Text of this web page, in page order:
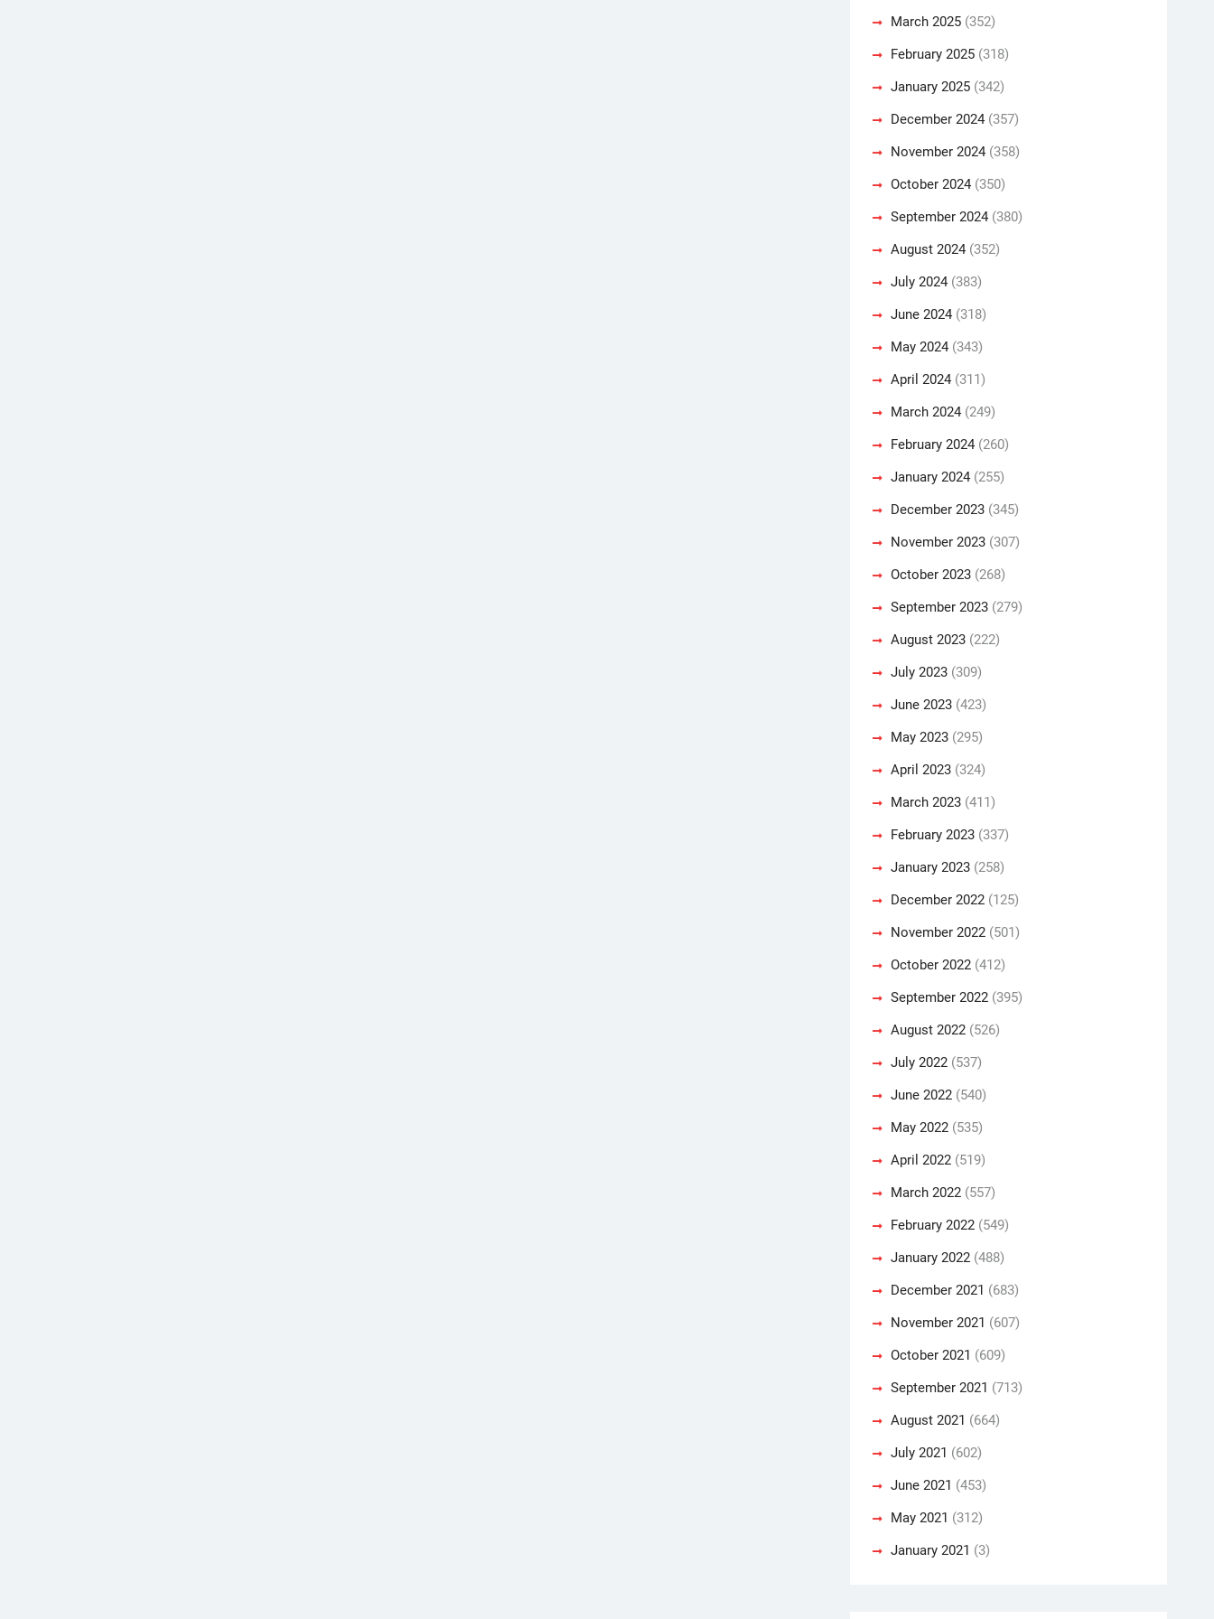
March 2025 (352)
February 2025 (318)
January 2025 (342)
December 2024 (357)
November 2024 (358)
October 2024 (350)
September 2024 (380)
August 2024 (352)
July 2024 (383)
June 2024 (318)
May 2024 (343)
April 2024 (311)
March 2024 (249)
February 2024 (260)
January 2024 (255)
December 2023 (345)
November 2023 (307)
October 2023 (268)
September 2023 (279)
August 2023 (222)
July 2023 (309)
June 2023 (423)
May 2023 (295)
April 2023 (324)
March 2023 (411)
February 2023 (337)
January 2023 (258)
December 2022 (125)
November 2022 (501)
October 2022 (412)
September 2022 (395)
August 2022 (526)
July 2022 (537)
June 2022 (540)
May 2022 (535)
April 2022 (519)
March 2022 (557)
February 2022 (549)
January 2022 (488)
December 2021 (683)
November 2021 (607)
October 2021 (609)
September 2021 (713)
August 2021 (664)
July 2021 (602)
June 2021 (453)
May 2021 (312)
January 2021 (3)